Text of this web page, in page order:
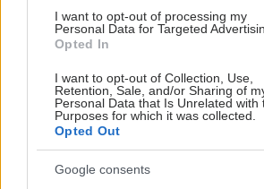
I want to opt-out of processing my
Personal Data for Targeted
Opted In
I want to opt-out of Collection, Use,
Retention, Sale, and/or Sharing of
Personal Data that Is Unrelated with
Purposes for which it was collected.
Opted Out
Google consents
ΣΗΜΕΡΑ ΣΤΟ IATRONET.GR